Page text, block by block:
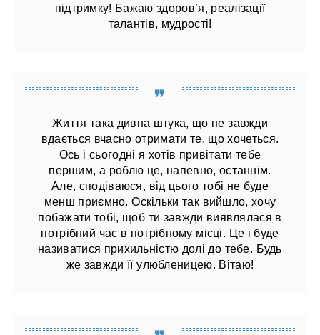
підтримку! Бажаю здоров’я, реалізації
талантів, мудрості!
Життя така дивна штука, що не завжди
вдається вчасно отримати те, що хочеться.
Ось і сьогодні я хотів привітати тебе
першим, а роблю це, напевно, останнім.
Але, сподіваюся, від цього тобі не буде
менш приємно. Оскільки так вийшло, хочу
побажати тобі, щоб ти завжди виявлялася в
потрібний час в потрібному місці. Це і буде
називатися прихильністю долі до тебе. Будь
же завжди її улюбленицею. Вітаю!